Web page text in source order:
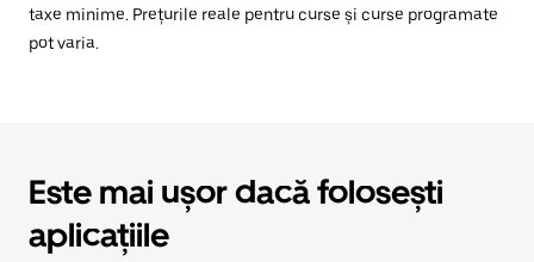
taxe minime. Prețurile reale pentru curse și curse programate
pot varia.
Este mai ușor dacă folosești
aplicațiile